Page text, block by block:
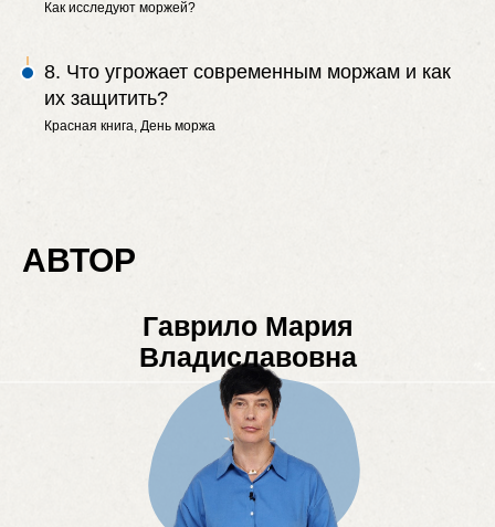
Как исследуют моржей?
8. Что угрожает современным моржам и как
их защитить?
Красная книга, День моржа
АВТОР
Гаврило Мария
Владиславовна